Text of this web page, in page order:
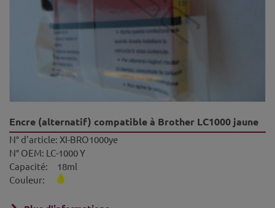
Encre (alternatif) compatible à Brother LC1000 jaune
N° d'article: XI-BRO1000ye
N° OEM: LC-1000 Y
Capacité:
18ml
Couleur: